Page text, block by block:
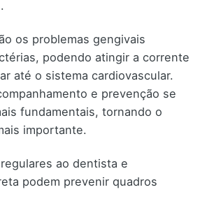
os problemas gengivais
podendo atingir a corrente
até o sistema cardiovascular.
e prevenção se
fundamentais, tornando o
importante.
ao dentista e
podem prevenir quadros